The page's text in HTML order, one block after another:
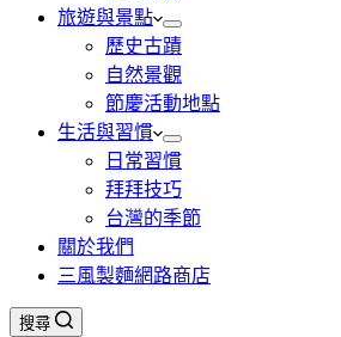
旅遊與景點
歷史古蹟
自然景觀
節慶活動地點
生活與習慣
日常習慣
拜拜技巧
台灣的季節
關於我們
三風製麵網路商店
搜尋